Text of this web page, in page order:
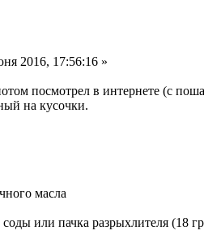
2016, 17:56:16 »
посмотрел в интернете (с
на кусочки.
масла
или пачка разрыхлителя (18